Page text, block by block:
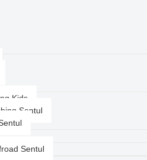
Kids
Sentul
Sentul